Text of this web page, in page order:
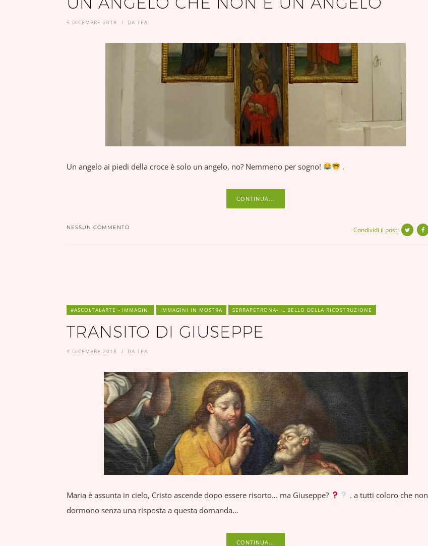
5 DICEMBRE 2018 DA TEA
Un angelo ai piedi della croce è solo un angelo, no? Nemmeno per sogno! .
CONTINUA...
NESSUN COMMENTO Condividi il post:
#ASCOLTALARTE - IMMAGINI IMMAGINI IN MOSTRA SERRAPETRONA- IL BELLO DELLA RICOSTRUZIONE
TRANSITO DI GIUSEPPE
4 DICEMBRE 2018 DA TEA
Maria è assunta in cielo, Cristo ascende dopo essere risorto… ma Giuseppe?
. a tutti coloro che non
dormono senza una risposta a questa domanda…
CONTINUA...